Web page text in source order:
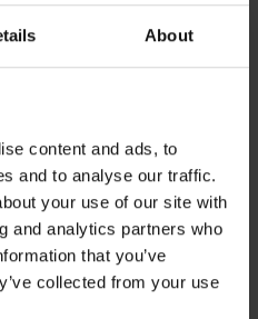
About
content and ads, to
and to analyse our traffic.
your use of our site with
and analytics partners who
that you’ve
collected from your use